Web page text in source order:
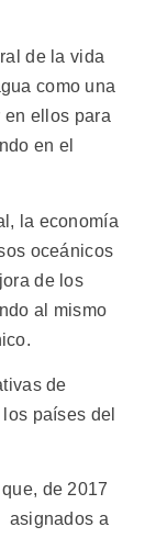
de la vida
como una
en ellos para
en el
la economía
oceánicos
de los
al mismo
de
países del
de 2017
asignados a